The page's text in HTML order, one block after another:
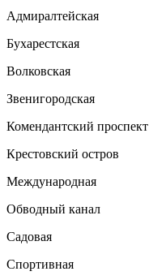
Адмиралтейская
Бухарестская
Волковская
Звенигородская
Комендантский проспект
Крестовский остров
Международная
Обводный канал
Садовая
Спортивная